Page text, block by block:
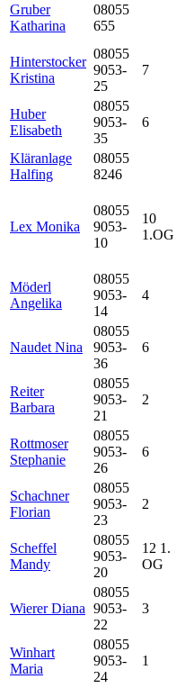
Gruber
Katharina
08055
655
Hinterstocker
Kristina
08055
9053-
25
7
Huber
Elisabeth
08055
9053-
35
6
Kläranlage
Halfing
08055
8246
Lex Monika
08055
9053-
10
10
1.OG
Möderl
Angelika
08055
9053-
14
4
Naudet Nina
08055
9053-
36
6
Reiter
Barbara
08055
9053-
21
2
Rottmoser
Stephanie
08055
9053-
26
6
Schachner
Florian
08055
9053-
23
2
Scheffel
Mandy
08055
9053-
20
12 1.
OG
Wierer Diana
08055
9053-
22
3
Winhart
Maria
08055
9053-
24
1